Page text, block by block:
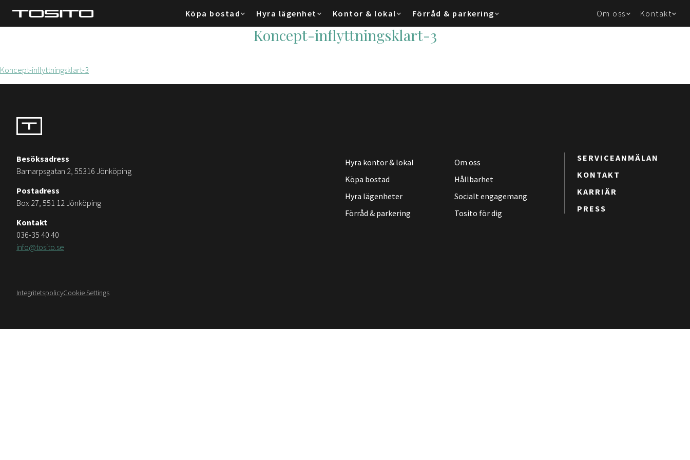
Köpa bostad Hyra lägenhet Kontor & lokal Förråd & parkering Om oss Kontakt
Koncept-inflyttningsklart-3
Koncept-inflyttningsklart-3
Besöksadress
Barnarpsgatan 2, 55316 Jönköping
Postadress
Box 27, 551 12 Jönköping
Kontakt
036-35 40 40
info@tosito.se
Hyra kontor & lokal
Köpa bostad
Hyra lägenheter
Förråd & parkering
Om oss
Hållbarhet
Socialt engagemang
Tosito för dig
SERVICEANMÄLAN
KONTAKT
KARRIÄR
PRESS
IntegritetspolicyCookie Settings